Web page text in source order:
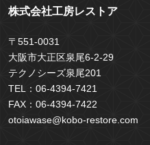
株式会社工房レストア
〒551-0031
大阪市大正区泉尾6-2-29
テクノシーズ泉尾201
TEL： 06-4394-7421
FAX： 06-4394-7422
otoiawase@kobo-restore.com